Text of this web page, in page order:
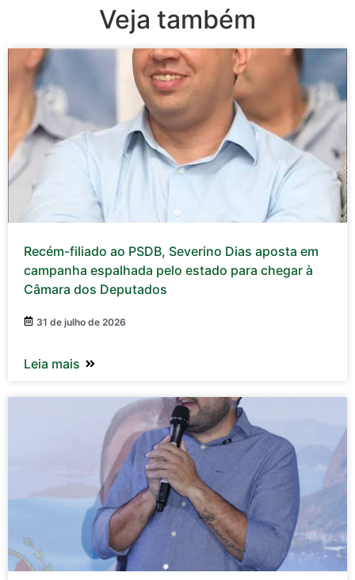
Veja também
Recém-filiado ao PSDB, Severino Dias aposta em
campanha espalhada pelo estado para chegar à
Câmara dos Deputados
31 de julho de 2026
Leia mais